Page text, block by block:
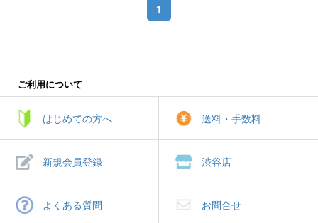
1
ご利用について
はじめての方へ 送料・手数料
新規会員登録 渋谷店
よくある質問 お問合せ